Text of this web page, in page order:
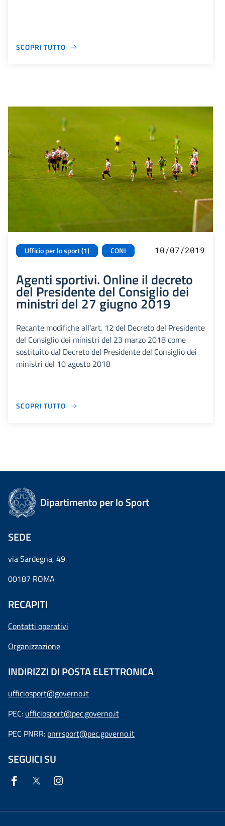
SCOPRI TUTTO
Ufficio per lo sport (1) CONI 10/07/2019
Agenti sportivi. Online il decreto
del Presidente del Consiglio dei
ministri del 27 giugno 2019
Recante modifiche all’art. 12 del Decreto del Presidente
del Consiglio dei ministri del 23 marzo 2018 come
sostituito dal Decreto del Presidente del Consiglio dei
ministri del 10 agosto 2018
SCOPRI TUTTO
Dipartimento per lo Sport
SEDE
via Sardegna, 49
00187 ROMA
RECAPITI
Contatti operativi
Organizzazione
INDIRIZZI DI POSTA ELETTRONICA
ufficiosport@governo.it
PEC: ufficiosport@pec.governo.it
PEC PNRR: pnrrsport@pec.governo.it
SEGUICI SU